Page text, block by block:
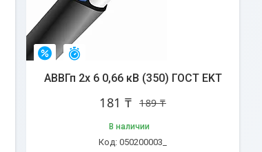
–4%
АВВГп 2х 6 0,66 кВ (350) ГОСТ EKT
189 ₸
181 ₸
В наличии
050200003_